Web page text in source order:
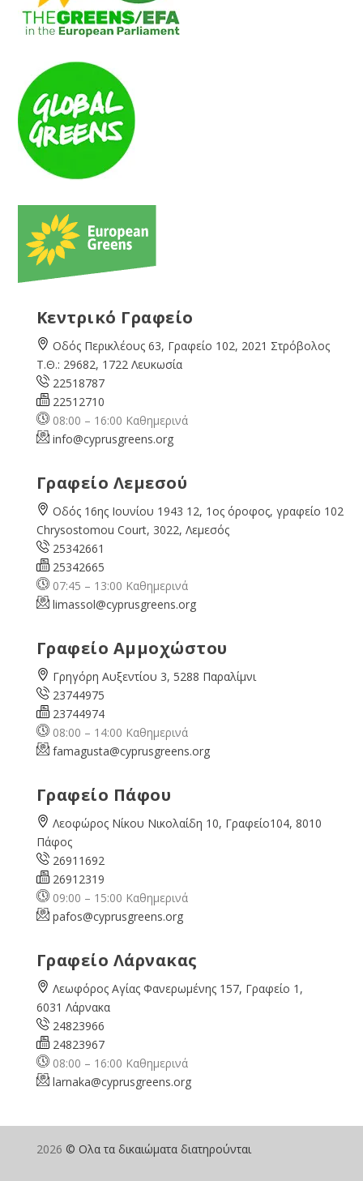
Κεντρικό Γραφείο
Οδός Περικλέους 63, Γραφείο 102, 2021 Στρόβολος
Τ.Θ.: 29682, 1722 Λευκωσία
22518787
22512710
08:00 – 16:00 Καθημερινά
info@cyprusgreens.org
Γραφείο Λεμεσού
Οδός 16ης Ιουνίου 1943 12, 1ος όροφος, γραφείο 102
Chrysostomou Court, 3022, Λεμεσός
25342661
25342665
07:45 – 13:00 Καθημερινά
limassol@cyprusgreens.org
Γραφείο Αμμοχώστου
Γρηγόρη Αυξεντίου 3, 5288 Παραλίμνι
23744975
23744974
08:00 – 14:00 Καθημερινά
famagusta@cyprusgreens.org
Γραφείο Πάφου
Λεοφώρος Νίκου Νικολαίδη 10, Γραφείο104, 8010
Πάφος
26911692
26912319
09:00 – 15:00 Καθημερινά
pafos@cyprusgreens.org
Γραφείο Λάρνακας
Λεωφόρος Αγίας Φανερωμένης 157, Γραφείο 1,
6031 Λάρνακα
24823966
24823967
08:00 – 16:00 Καθημερινά
larnaka@cyprusgreens.org
2026 © Ολα τα δικαιώματα διατηρούνται